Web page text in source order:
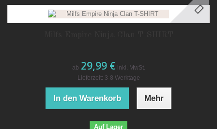
ab 29,99 € inkl. MwSt.
Lieferzeit: 3-8 Werktage
In den Warenkorb Mehr
Auf Lager